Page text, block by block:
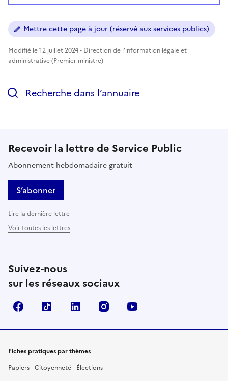
Mettre cette page à jour (réservé aux services publics)
Modifié le 12 juillet 2024 - Direction de l'information légale et
administrative (Premier ministre)
Recherche dans l’annuaire
Recevoir la lettre de Service Public
Abonnement hebdomadaire gratuit
S’abonner
Lire la dernière lettre
Voir toutes les lettres
Suivez-nous
sur les réseaux sociaux
FacebookTikTok LinkedIn Instagram
Fiches pratiques par thèmes
Papiers - Citoyenneté - Élections